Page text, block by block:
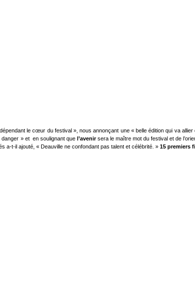
le cœur du festival », nous annonçant une « belle édition qui va
danger » et en soulignant que l’avenirsera le maître mot du festival et de
a-t-il ajouté, « Deauville ne confondant pas talent et célébrité. » 15 premiers